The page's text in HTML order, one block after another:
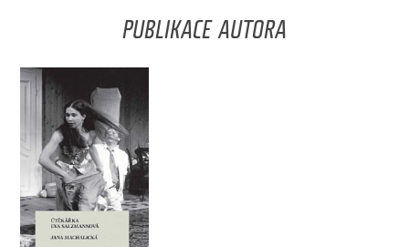
PUBLIKACE AUTORA